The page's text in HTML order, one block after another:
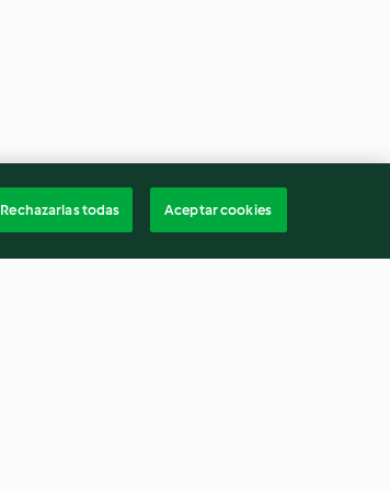
Rechazarlas todas Aceptar cookies